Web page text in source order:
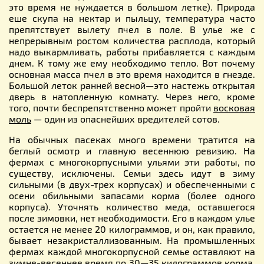
это время не нуждается в большом летке). Природа
еше скупа на нектар и пыльцу, температура часто
препятствует вылету пчел в поле. В улье же с
непрерывным ростом количества расплода, который
надо выкармливать, работы прибавляется с каждым
днем. К тому же ему необходимо тепло. Вот почему
основная масса пчел в это время находится в гнезде.
Большой леток ранней весной—это настежь открытая
дверь в натопленную комнату. Через него, кроме
того, почти беспрепятственно может пройти восковая
моль — один из опаснейших вредителей сотов.
На обычных пасеках много времени тратится на
беглый осмотр и главную весеннюю ревизию. На
фермах с многокорпусными ульями эти работы, по
существу, исключены. Семьи здесь идут в зиму
сильными (в двух-трех корпусах) и обеспеченными с
осени обильными запасами корма (более одного
корпуса). Уточнять количество меда, оставшегося
после зимовки, нет необходимости. Его в каждом улье
остается не менее 20 килограммов, и он, как правило,
бывает незакристаллизованным. На промышленных
фермах каждой многокорпусной семье оставляют на